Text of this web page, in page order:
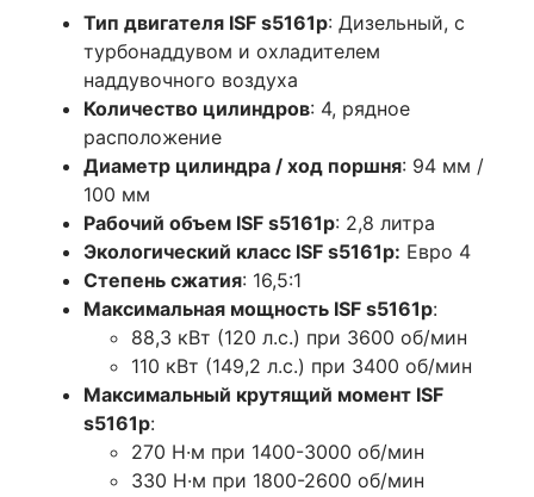
Тип двигателя ISF s5161р: Дизельный, с
турбонаддувом и охладителем
наддувочного воздуха
Количество цилиндров: 4, рядное
расположение
Диаметр цилиндра / ход поршня: 94 мм /
100 мм
Рабочий объем ISF s5161р: 2,8 литра
Экологический класс ISF s5161р: Евро 4
Степень сжатия: 16,5:1
Максимальная мощность ISF s5161р:
88,3 кВт (120 л.с.) при 3600 об/мин
110 кВт (149,2 л.с.) при 3400 об/мин
Максимальный крутящий момент ISF
s5161р:
270 Н·м при 1400-3000 об/мин
330 Н·м при 1800-2600 об/мин